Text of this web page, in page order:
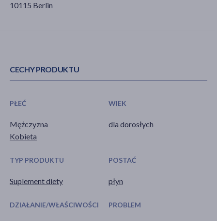
10115 Berlin
CECHY PRODUKTU
PŁEĆ
Mężczyzna
Kobieta
WIEK
dla dorosłych
TYP PRODUKTU
Suplement diety
POSTAĆ
płyn
DZIAŁANIE/WŁAŚCIWOŚCI PROBLEM